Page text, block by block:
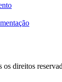
direitos